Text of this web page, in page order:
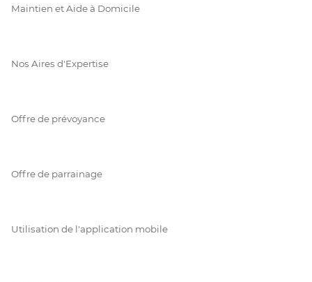
Maintien et Aide à Domicile
Nos Aires d'Expertise
Offre de prévoyance
Offre de parrainage
Utilisation de l'application mobile